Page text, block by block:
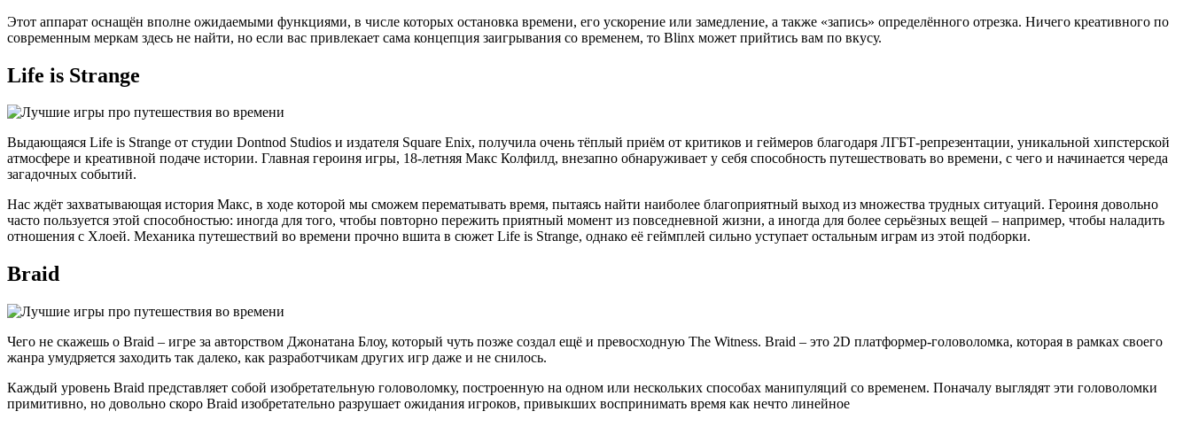
Этот аппарат оснащён вполне ожидаемыми функциями, в числе которых остановка времени, его ускорение или замедление, а также «запись» определённого отрезка. Ничего креативного по
современным меркам здесь не найти, но если вас привлекает сама концепция заигрывания со временем, то Blinx может прийтись вам по вкусу.
Life is Strange
Выдающаяся Life is Strange от студии Dontnod Studios и издателя Square Enix, получила очень тёплый приём от критиков и геймеров благодаря ЛГБТ-репрезентации, уникальной хипстерской
атмосфере и креативной подаче истории. Главная героиня игры, 18-летняя Макс Колфилд, внезапно обнаруживает у себя способность путешествовать во времени, с чего и начинается череда
загадочных событий.
Нас ждёт захватывающая история Макс, в ходе которой мы сможем перематывать время, пытаясь найти наиболее благоприятный выход из множества трудных ситуаций. Героиня довольно
часто пользуется этой способностью: иногда для того, чтобы повторно пережить приятный момент из повседневной жизни, а иногда для более серьёзных вещей – например, чтобы наладить
отношения с Хлоей. Механика путешествий во времени прочно вшита в сюжет Life is Strange, однако её геймплей сильно уступает остальным играм из этой подборки.
Braid
Чего не скажешь о Braid – игре за авторством Джонатана Блоу, который чуть позже создал ещё и превосходную The Witness. Braid – это 2D платформер-головоломка, которая в рамках своего
жанра умудряется заходить так далеко, как разработчикам других игр даже и не снилось.
Каждый уровень Braid представляет собой изобретательную головоломку, построенную на одном или нескольких способах манипуляций со временем. Поначалу выглядят эти головоломки
примитивно, но довольно скоро Braid изобретательно разрушает ожидания игроков, привыкших воспринимать время как нечто линейное